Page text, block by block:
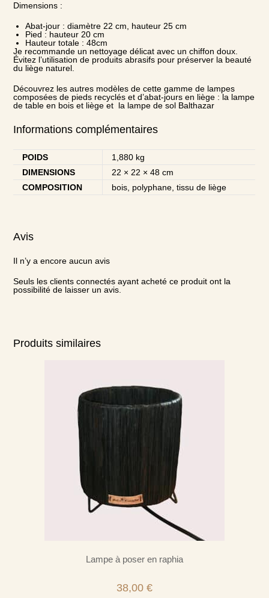
Dimensions :
Abat-jour : diamètre 22 cm, hauteur 25 cm
Pied : hauteur 20 cm
Hauteur totale : 48cm
Je recommande un nettoyage délicat avec un chiffon doux.
Évitez l’utilisation de produits abrasifs pour préserver la beauté
du liège naturel.
Découvrez les autres modèles de cette gamme de lampes
composées de pieds recyclés et d’abat-jours en liège : la lampe
de table en bois et liège et la lampe de sol Balthazar
Informations complémentaires
POIDS
1,880 kg
DIMENSIONS
22 × 22 × 48 cm
COMPOSITION
bois, polyphane, tissu de liège
Avis
Il n’y a encore aucun avis
Seuls les clients connectés ayant acheté ce produit ont la
possibilité de laisser un avis.
Produits similaires
Lampe à poser en raphia
38,00 €